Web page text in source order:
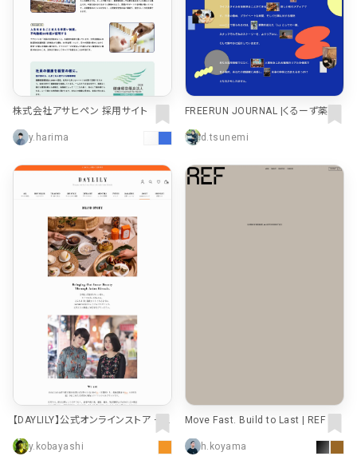
株式会社アサヒペン 採用サイト
y.harima
FREERUN JOURNAL |くるーず薬局
d.tsunemi
【DAYLILY】公式オンラインストア – D
y.kobayashi
Move Fast. Build to Last | REF Dig
h.koyama